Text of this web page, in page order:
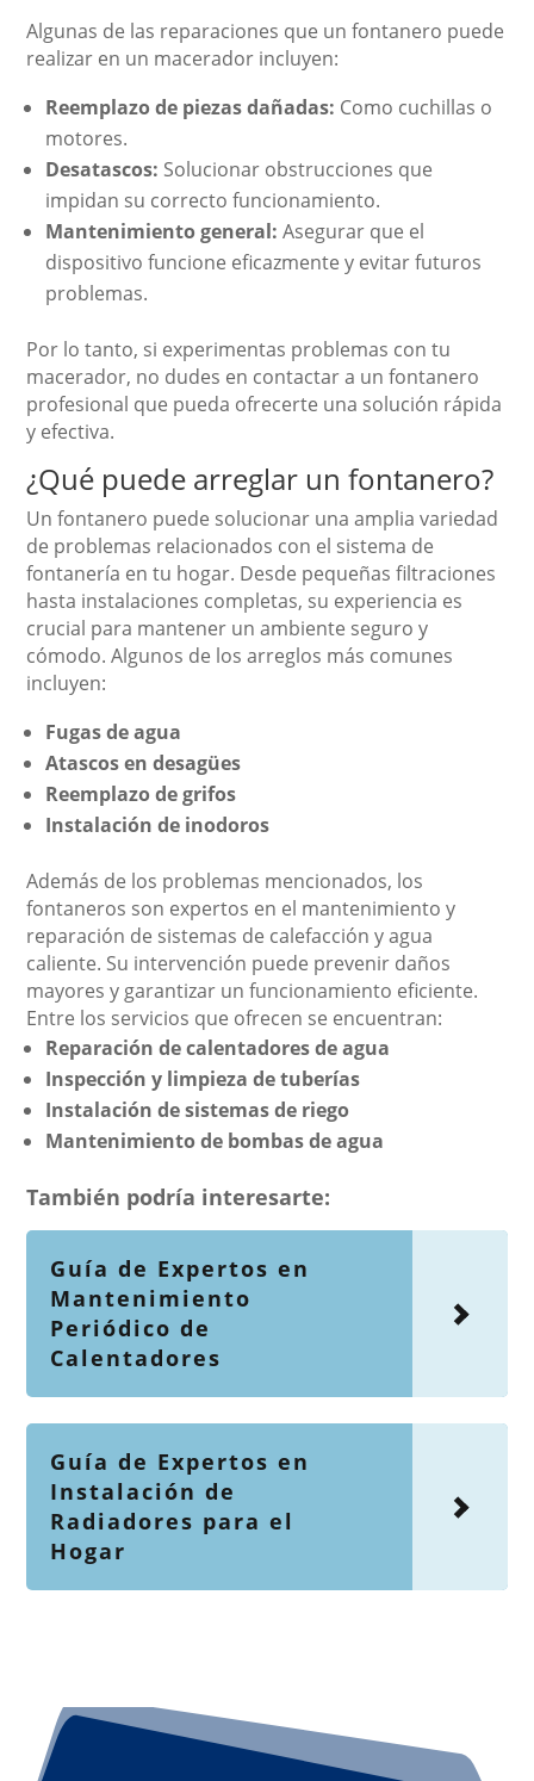
Algunas de las reparaciones que un fontanero puede
realizar en un macerador incluyen:
Reemplazo de piezas dañadas: Como cuchillas o
motores.
Desatascos: Solucionar obstrucciones que
impidan su correcto funcionamiento.
Mantenimiento general: Asegurar que el
dispositivo funcione eficazmente y evitar futuros
problemas.
Por lo tanto, si experimentas problemas con tu
macerador, no dudes en contactar a un fontanero
profesional que pueda ofrecerte una solución rápida
y efectiva.
¿Qué puede arreglar un fontanero?
Un fontanero puede solucionar una amplia variedad
de problemas relacionados con el sistema de
fontanería en tu hogar. Desde pequeñas filtraciones
hasta instalaciones completas, su experiencia es
crucial para mantener un ambiente seguro y
cómodo. Algunos de los arreglos más comunes
incluyen:
Fugas de agua
Atascos en desagües
Reemplazo de grifos
Instalación de inodoros
Además de los problemas mencionados, los
fontaneros son expertos en el mantenimiento y
reparación de sistemas de calefacción y agua
caliente. Su intervención puede prevenir daños
mayores y garantizar un funcionamiento eficiente.
Entre los servicios que ofrecen se encuentran:
Reparación de calentadores de agua
Inspección y limpieza de tuberías
Instalación de sistemas de riego
Mantenimiento de bombas de agua
También podría interesarte:
Guía de Expertos en
Mantenimiento
Periódico de
Calentadores
Guía de Expertos en
Instalación de
Radiadores para el
Hogar